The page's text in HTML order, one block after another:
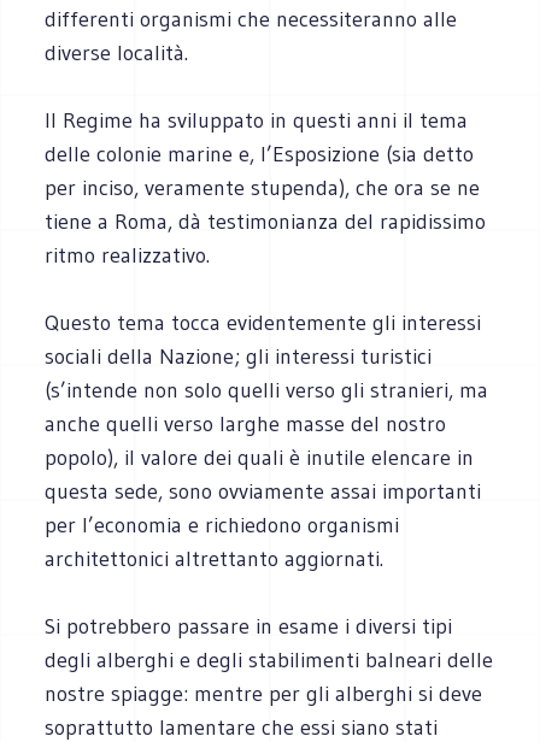
differenti organismi che necessiteranno alle
diverse località.
Il Regime ha sviluppato in questi anni il tema
delle colonie marine e, l’Esposizione (sia detto
per inciso, veramente stupenda), che ora se ne
tiene a Roma, dà testimonianza del rapidissimo
ritmo realizzativo.
Questo tema tocca evidentemente gli interessi
sociali della Nazione; gli interessi turistici
(s’intende non solo quelli verso gli stranieri, ma
anche quelli verso larghe masse del nostro
popolo), il valore dei quali è inutile elencare in
questa sede, sono ovviamente assai importanti
per l’economia e richiedono organismi
architettonici altrettanto aggiornati.
Si potrebbero passare in esame i diversi tipi
degli alberghi e degli stabilimenti balneari delle
nostre spiagge: mentre per gli alberghi si deve
soprattutto lamentare che essi siano stati